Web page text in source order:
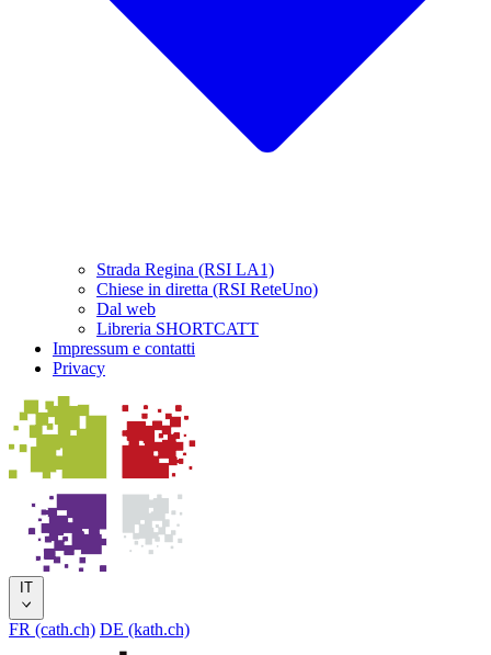
Strada Regina (RSI LA1)
Chiese in diretta (RSI ReteUno)
Dal web
Libreria SHORTCATT
Impressum e contatti
Privacy
IT
FR (cath.ch) DE (kath.ch)